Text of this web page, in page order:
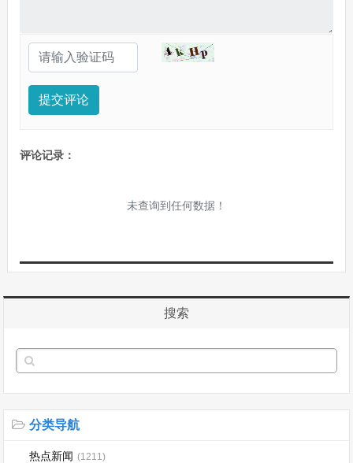
提交评论
评论记录：
未查询到任何数据！
搜索
分类导航
热点新闻 (1211)